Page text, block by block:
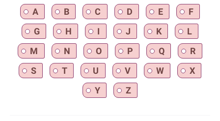
A
B C D E
F
G
H I J K
L
M
N O P Q
R
S
T U V W
X
Y
Z